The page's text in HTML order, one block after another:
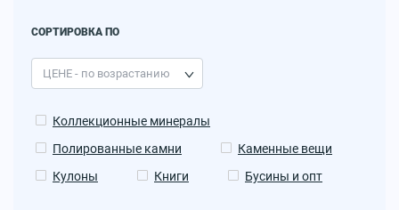
СОРТИРОВКА ПО
Коллекционные минералы
Полированные камни
Каменные вещи
Кулоны
Книги Бусины и опт